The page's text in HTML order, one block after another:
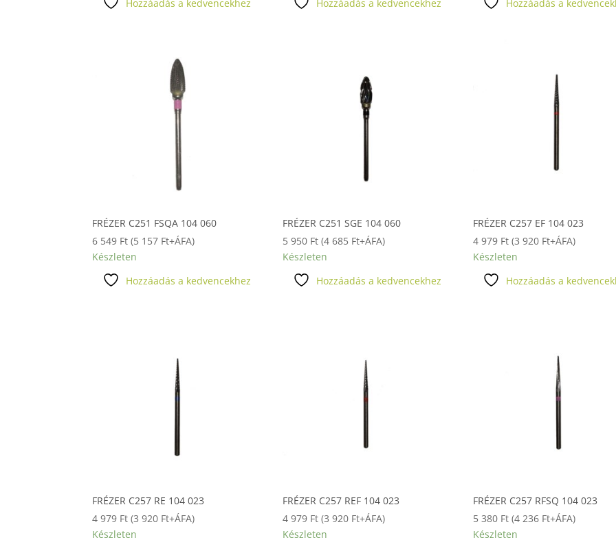
Hozzáadás a kedvencekhez
Hozzáadás a kedvencekhez
Hozzáadás a
FRÉZER C251 FSQA 104 060
6 549 Ft (5 157 Ft+ÁFA)
Készleten
Hozzáadás a kedvencekhez
FRÉZER C251 SGE 104 060
5 950 Ft (4 685 Ft+ÁFA)
Készleten
Hozzáadás a kedvencekhez
FRÉZER C257 EF 104 023
4 979 Ft (3 920 Ft+ÁFA)
Készleten
Hozzáadás a
FRÉZER C257 RE 104 023
4 979 Ft (3 920 Ft+ÁFA)
Készleten
FRÉZER C257 REF 104 023
4 979 Ft (3 920 Ft+ÁFA)
Készleten
FRÉZER C257 RFSQ 104 023
5 380 Ft (4 236 Ft+ÁFA)
Készleten